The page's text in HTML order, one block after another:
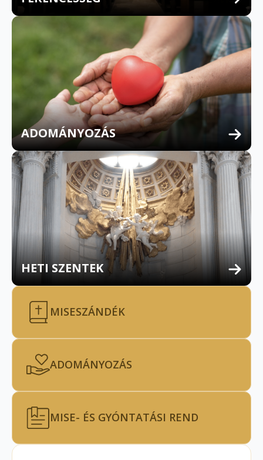
ADOMÁNYOZÁS
HETI SZENTEK
MISESZÁNDÉK
ADOMÁNYOZÁS
MISE- ÉS GYÓNTATÁSI REND